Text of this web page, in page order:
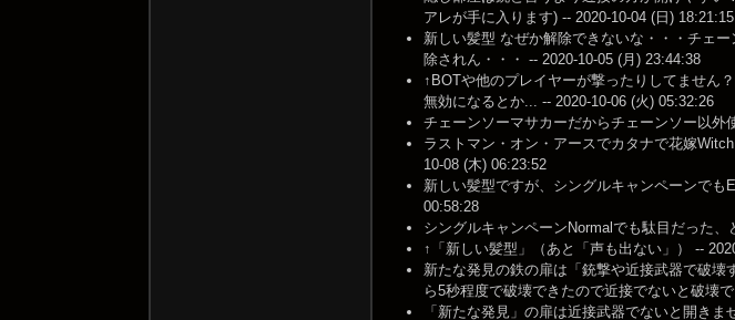
アレが手に入ります) -- 2020-10-04 (日) 18:21:15
新しい髪型 なぜか解除できないな・・・チェ
除されん・・・ -- 2020-10-05 (月) 23:44:38
↑BOTや他のプレイヤーが撃ったりしてません
無効になるとか... -- 2020-10-06 (火) 05:32:26
チェーンソーマサカーだからチェーンソー以外
ラストマン・オン・アースでカタナで花嫁
10-08 (木) 06:23:52
新しい髪型ですが、シングルキャンペーンで
00:58:28
シングルキャンペーンNormalでも駄目だった
↑「新しい髪型」（あと「声も出ない」） --
新たな発見の鉄の扉は「銃撃や近接武器で破
ら5秒程度で破壊できたので近接でないと破壊
「新たな発見」の扉は近接武器でないと開き